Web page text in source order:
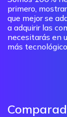
primero,
que mejor se
a adquirir las
necesitarás en
más